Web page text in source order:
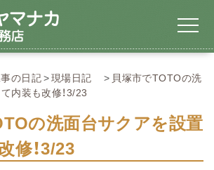
の日記 現場日記
貝塚市でTOTOの洗
内装も改修！3/23
の洗面台サクアを設置
修！3/23